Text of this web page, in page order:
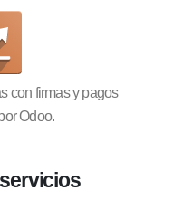
con firmas y pagos
Odoo.